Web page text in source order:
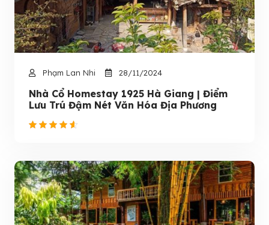
Phạm Lan Nhi 28/11/2024
Nhà Cổ Homestay 1925 Hà Giang | Điểm
Lưu Trú Đậm Nét Văn Hóa Địa Phương